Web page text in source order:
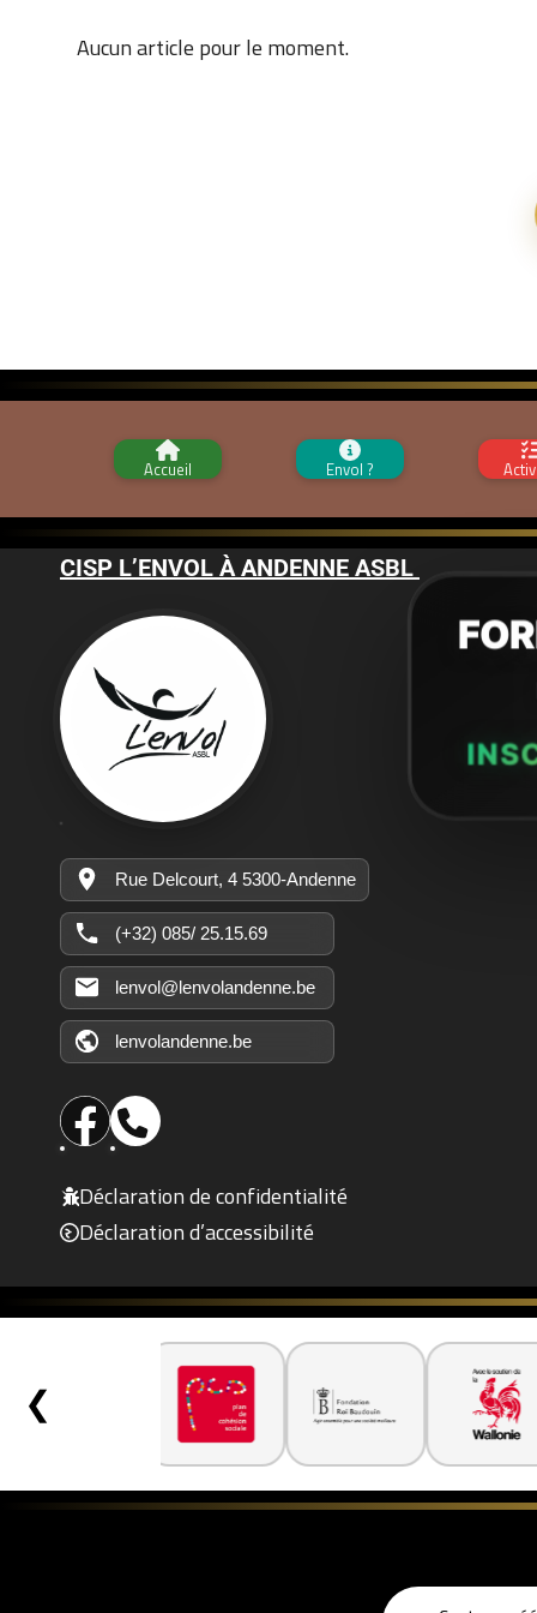
Aucun article pour le moment.
Accueil Envol ?
CISP L’ENVOL À ANDENNE ASBL
Rue Delcourt, 4 5300-Andenne
(+32) 085/ 25.15.69
lenvol@lenvolandenne.be
lenvolandenne.be
Déclaration de confidentialité
Déclaration d’accessibilité
❮